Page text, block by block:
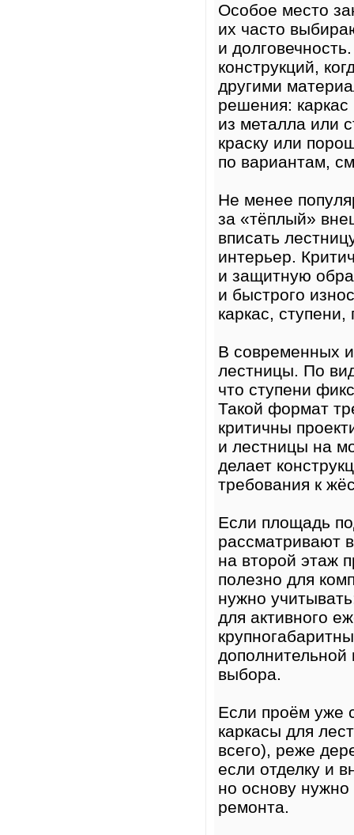
Особое место
их часто
и
конструкций,
другими
решения: каркас
из металла или
краску или
по вариантам,
Не менее
за «тёплый»
вписать
интерьер.
и защитную
и быстрого
каркас,
В современных
лестницы. По
что ступени
Такой формат
критичны
и лестницы на
делает
требования к
Если площадь
рассматривают
на второй этаж
полезно для
нужно
для активного
дополнительной
выбора.
Если проём уже
каркасы для
всего), реже
если отделку и
но основу нужно
ремонта.